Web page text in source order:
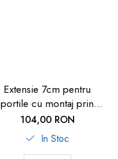
Extensie 7cm pentru
portile cu montaj prin
presiune REER 46901
104,00 RON
In Stoc